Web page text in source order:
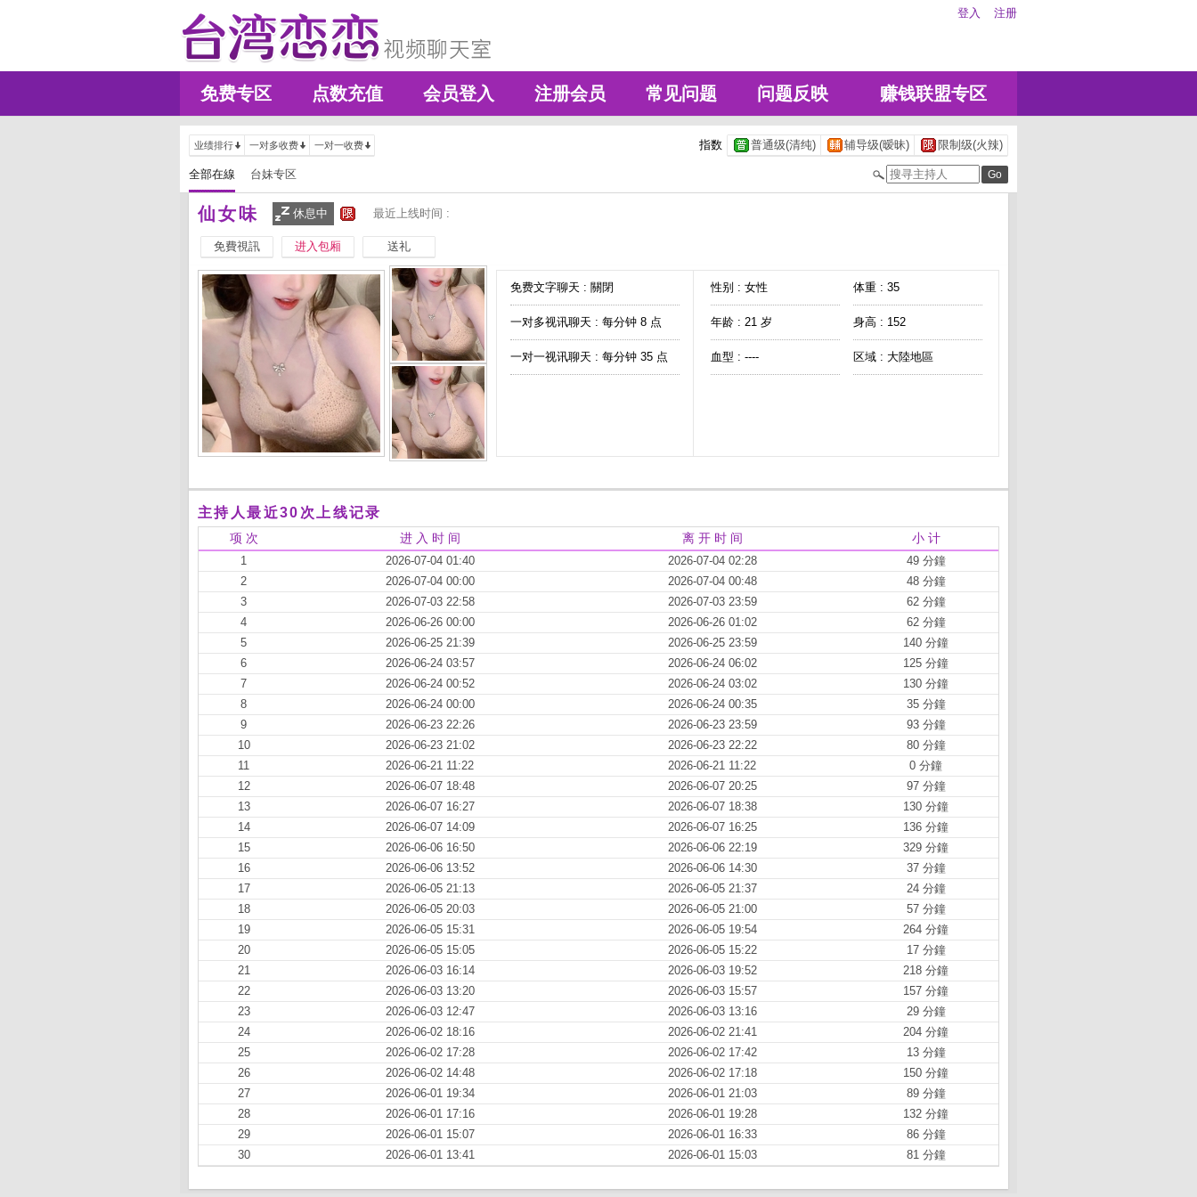
登入 注册
免费专区 点数充值 会员登入 注册会员 常见问题 问题反映 赚钱联盟专区
业绩排行 一对多收费 一对一收费 指数 普通级(清纯) 辅导级(暧昧) 限制级(火辣)
全部在線 台妹专区
仙女味 休息中 最近上线时间 :
免費視訊 进入包厢 送礼
免费文字聊天 : 關閉
一对多视讯聊天 : 每分钟 8 点
一对一视讯聊天 : 每分钟 35 点
性别 : 女性 体重 : 35
年龄 : 21 岁 身高 : 152
血型 : ---- 区域 : 大陸地區
主持人最近30次上线记录
项 次 进 入 时 间 离 开 时 间 小 计
1 2026-07-04 01:40 2026-07-04 02:28
49 分鐘
2
2026-07-04 00:00 2026-07-04 00:48
48 分鐘
3
2026-07-03 22:58 2026-07-03 23:59
62 分鐘
4
2026-06-26 00:00 2026-06-26 01:02
62 分鐘
5
2026-06-25 21:39 2026-06-25 23:59
140 分鐘
6
2026-06-24 03:57 2026-06-24 06:02
125 分鐘
7
2026-06-24 00:52 2026-06-24 03:02
130 分鐘
8
2026-06-24 00:00 2026-06-24 00:35
35 分鐘
9
2026-06-23 22:26 2026-06-23 23:59
93 分鐘
10
2026-06-23 21:02 2026-06-23 22:22
80 分鐘
11
2026-06-21 11:22 2026-06-21 11:22
0 分鐘
12
2026-06-07 18:48 2026-06-07 20:25
97 分鐘
13
2026-06-07 16:27 2026-06-07 18:38
130 分鐘
14
2026-06-07 14:09 2026-06-07 16:25
136 分鐘
15
2026-06-06 16:50 2026-06-06 22:19
329 分鐘
16
2026-06-06 13:52 2026-06-06 14:30
37 分鐘
17
2026-06-05 21:13 2026-06-05 21:37
24 分鐘
18
2026-06-05 20:03 2026-06-05 21:00
57 分鐘
19
2026-06-05 15:31 2026-06-05 19:54
264 分鐘
20
2026-06-05 15:05 2026-06-05 15:22
17 分鐘
21
2026-06-03 16:14 2026-06-03 19:52
218 分鐘
22
2026-06-03 13:20 2026-06-03 15:57
157 分鐘
23
2026-06-03 12:47 2026-06-03 13:16
29 分鐘
24
2026-06-02 18:16 2026-06-02 21:41
204 分鐘
25
2026-06-02 17:28 2026-06-02 17:42
13 分鐘
26
2026-06-02 14:48 2026-06-02 17:18
150 分鐘
27
2026-06-01 19:34 2026-06-01 21:03
89 分鐘
28
2026-06-01 17:16 2026-06-01 19:28
132 分鐘
29
2026-06-01 15:07 2026-06-01 16:33
86 分鐘
30
2026-06-01 13:41 2026-06-01 15:03 81 分鐘